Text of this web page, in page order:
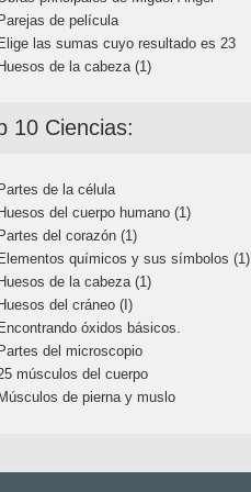
de película
las sumas cuyo resultado es 23
de la cabeza (1)
10 Ciencias:
de la célula
del cuerpo humano (1)
del corazón (1)
químicos y sus símbolos (1)
de la cabeza (1)
del cráneo (I)
óxidos básicos.
del microscopio
músculos del cuerpo
de pierna y muslo